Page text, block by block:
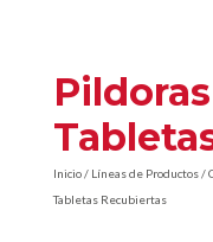
Inicio/ Líneas de Productos/
Tabletas Recubiertas